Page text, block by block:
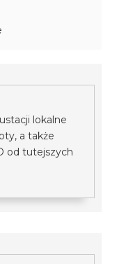
lokalne
a także
od tutejszych